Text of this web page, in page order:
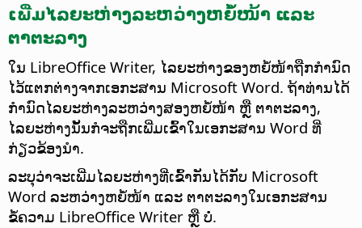
ເພີ່ມໄລຍະຫ່າງລະຫວ່າງຫຍໍ້ໜ້າ ແລະ
ຕາຕະລາງ
ໃນ LibreOffice Writer, ໄລຍະຫ່າງຂອງຫຍໍ້ໜ້າຖືກກຳນົດ
ໄວ້ແຕກຕ່າງຈາກເອກະສານ Microsoft Word. ຖ້າທ່ານໄດ້
ກຳນົດໄລຍະຫ່າງລະຫວ່າງສອງຫຍໍ້ໜ້າ ຫຼື ຕາຕະລາງ,
ໄລຍະຫ່າງນັ້ນກໍຈະຖືກເພີ່ມເຂົ້າໃນເອກະສານ Word ທີ່
ກ່ຽວຂ້ອງນຳ.
ລະບຸວ່າຈະເພີ່ມໄລຍະຫ່າງທີ່ເຂົ້າກັນໄດ້ກັບ Microsoft
Word ລະຫວ່າງຫຍໍ້ໜ້າ ແລະ ຕາຕະລາງໃນເອກະສານ
ຂໍ້ຄວາມ LibreOffice Writer ຫຼື ບໍ່.